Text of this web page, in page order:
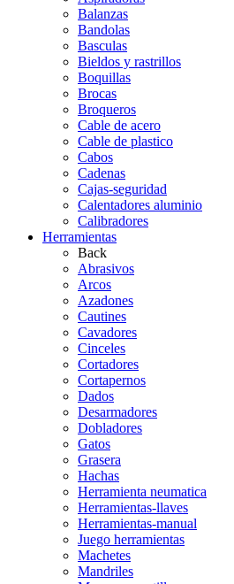
Balanzas
Bandolas
Basculas
Bieldos y rastrillos
Boquillas
Brocas
Broqueros
Cable de acero
Cable de plastico
Cabos
Cadenas
Cajas-seguridad
Calentadores aluminio
Calibradores
Herramientas
Back
Abrasivos
Arcos
Azadones
Cautines
Cavadores
Cinceles
Cortadores
Cortapernos
Dados
Desarmadores
Dobladores
Gatos
Grasera
Hachas
Herramienta neumatica
Herramientas-llaves
Herramientas-manual
Juego herramientas
Machetes
Mandriles